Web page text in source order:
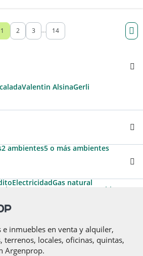
1 2 3 ... 14
Valentin AlsinaGerli
2 ambientes5 o más ambientes
ElectricidadGas natural
Mascotas Cable
Calefon
e inmuebles en venta y alquiler,
terrenos, locales, oficinas, quintas,
Argenprop.